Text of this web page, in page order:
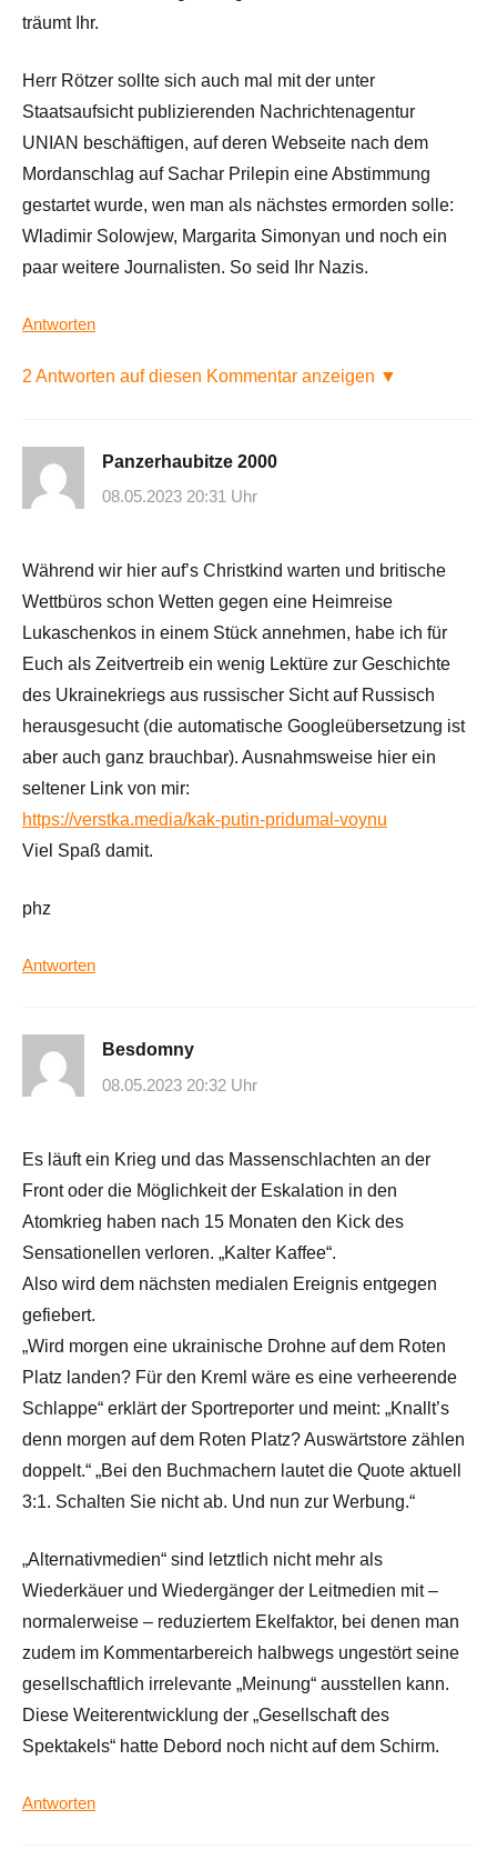
träumt Ihr.
Herr Rötzer sollte sich auch mal mit der unter
Staatsaufsicht publizierenden Nachrichtenagentur
UNIAN beschäftigen, auf deren Webseite nach dem
Mordanschlag auf Sachar Prilepin eine Abstimmung
gestartet wurde, wen man als nächstes ermorden solle:
Wladimir Solowjew, Margarita Simonyan und noch ein
paar weitere Journalisten. So seid Ihr Nazis.
Antworten
2 Antworten auf diesen Kommentar anzeigen ▼
Panzerhaubitze 2000
08.05.2023 20:31 Uhr
Während wir hier auf’s Christkind warten und britische
Wettbüros schon Wetten gegen eine Heimreise
Lukaschenkos in einem Stück annehmen, habe ich für
Euch als Zeitvertreib ein wenig Lektüre zur Geschichte
des Ukrainekriegs aus russischer Sicht auf Russisch
herausgesucht (die automatische Googleübersetzung ist
aber auch ganz brauchbar). Ausnahmsweise hier ein
seltener Link von mir:
https://verstka.media/kak-putin-pridumal-voynu
Viel Spaß damit.
phz
Antworten
Besdomny
08.05.2023 20:32 Uhr
Es läuft ein Krieg und das Massenschlachten an der
Front oder die Möglichkeit der Eskalation in den
Atomkrieg haben nach 15 Monaten den Kick des
Sensationellen verloren. „Kalter Kaffee“.
Also wird dem nächsten medialen Ereignis entgegen
gefiebert.
„Wird morgen eine ukrainische Drohne auf dem Roten
Platz landen? Für den Kreml wäre es eine verheerende
Schlappe“ erklärt der Sportreporter und meint: „Knallt’s
denn morgen auf dem Roten Platz? Auswärtstore zählen
doppelt.“ „Bei den Buchmachern lautet die Quote aktuell
3:1. Schalten Sie nicht ab. Und nun zur Werbung.“
„Alternativmedien“ sind letztlich nicht mehr als
Wiederkäuer und Wiedergänger der Leitmedien mit –
normalerweise – reduziertem Ekelfaktor, bei denen man
zudem im Kommentarbereich halbwegs ungestört seine
gesellschaftlich irrelevante „Meinung“ ausstellen kann.
Diese Weiterentwicklung der „Gesellschaft des
Spektakels“ hatte Debord noch nicht auf dem Schirm.
Antworten